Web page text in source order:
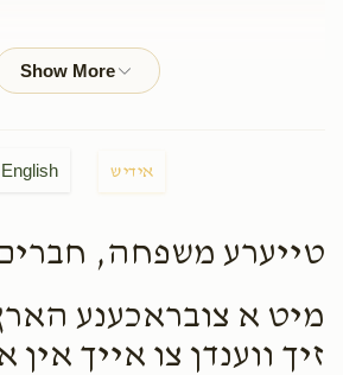
Yoel Silberstein
$25.00
English אידיש
טייערע משפחה,
מיט א צובראכענע
זיך ווענדן צו אייך אין